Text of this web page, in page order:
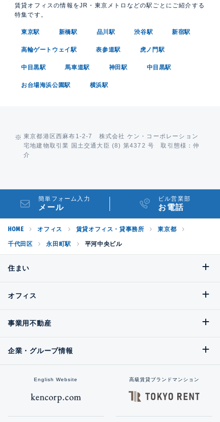
賃貸オフィスの情報をJR・東京メトロなどの駅ごとにご紹介する
特集です。
東京駅 新橋駅 品川駅 渋谷駅 新宿駅
高輪ゲートウェイ駅 表参道駅 虎ノ門駅
中目黒駅 馬車道駅 神田駅 中目黒駅
お台場海浜公園駅 横浜駅
東京都港区西麻布1-2-7 株式会社 ケン・コーポレーション
宅地建物取引業 国土交通大臣 (8) 第4372 号 取引態様：仲
介
簡単フォーム入力
メール
ビル営業部
お電話
HOME オフィス 賃貸オフィス・貸事務所 東京都
千代田区 永田町駅 平河中央ビル
住まい
オフィス
事業用不動産
企業・グループ情報
English Website 高級賃貸ブランドマンション